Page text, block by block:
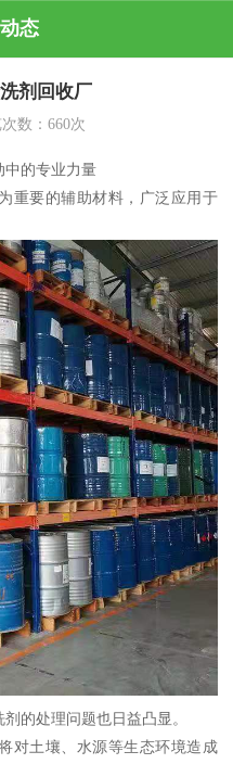
态
剂回收厂
数： 660次
中的专业力量
重要的辅助材料，广泛应用于
的处理问题也日益凸显。
对土壤、水源等生态环境造成